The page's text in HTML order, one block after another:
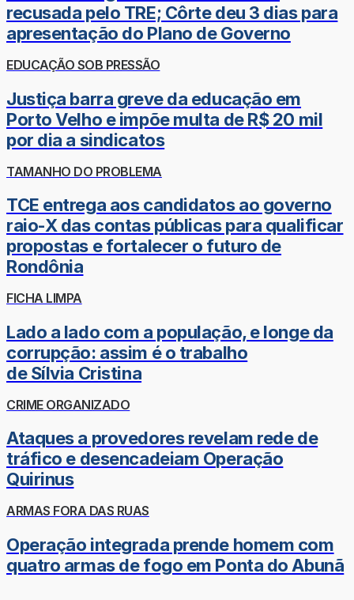
recusada pelo TRE; Côrte deu 3 dias para
apresentação do Plano de Governo
EDUCAÇÃO SOB PRESSÃO
Justiça barra greve da educação em
Porto Velho e impõe multa de R$ 20 mil
por dia a sindicatos
TAMANHO DO PROBLEMA
TCE entrega aos candidatos ao governo
raio-X das contas públicas para qualificar
propostas e fortalecer o futuro de
Rondônia
FICHA LIMPA
Lado a lado com a população, e longe da
corrupção: assim é o trabalho
de Sílvia Cristina
CRIME ORGANIZADO
Ataques a provedores revelam rede de
tráfico e desencadeiam Operação
Quirinus
ARMAS FORA DAS RUAS
Operação integrada prende homem com
quatro armas de fogo em Ponta do Abunã